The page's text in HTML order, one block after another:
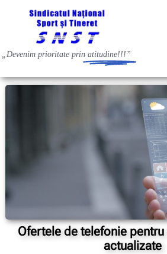
„Devenim prioritate prin atitudine!!!”
Ofertele de telefonie
actualizate